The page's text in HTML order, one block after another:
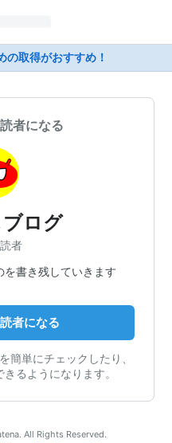
の取得がおすすめ！
者になる
ログ
者
を書き残していきます
者になる
簡単にチェックしたり、
るようになります。
All Rights Reserved.